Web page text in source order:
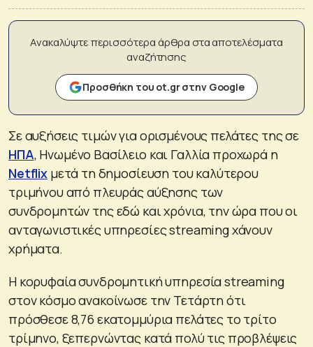
Ανακαλύψτε περισσότερα άρθρα στα αποτελέσματα
αναζήτησης
Προσθήκη του ot.gr στην Google
Σε αυξήσεις τιμών για ορισμένους πελάτες της σε
ΗΠΑ, Ηνωμένο Βασίλειο και Γαλλία προχωρά η
Netflixμετά τη δημοσίευση του καλύτερου
τριμήνου από πλευράς αύξησης των
συνδρομητών της εδώ και χρόνια, την ώρα που οι
ανταγωνιστικές υπηρεσίες streaming χάνουν
χρήματα.
Η κορυφαία συνδρομητική υπηρεσία streaming
στον κόσμο ανακοίνωσε την Τετάρτη ότι
πρόσθεσε 8,76 εκατομμύρια πελάτες το τρίτο
τρίμηνο, ξεπερνώντας κατά πολύ τις προβλέψεις